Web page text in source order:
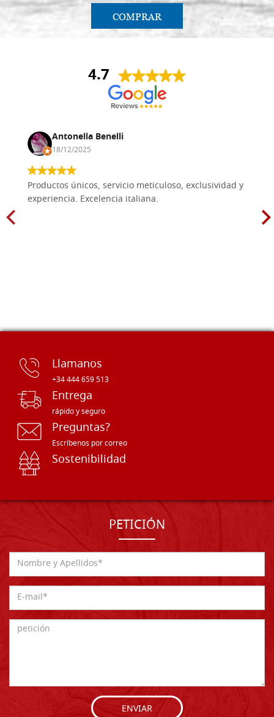
COMPRAR
4.7
Antonella Benelli
18/12/2025
Productos únicos, servicio meticuloso, exclusividad y
experiencia. Excelencia italiana.
Llamanos
+34 444 659 513
Entrega
rápido y seguro
Preguntas?
Escríbenos por correo
Sostenibilidad
PETICIÓN
ENVIAR